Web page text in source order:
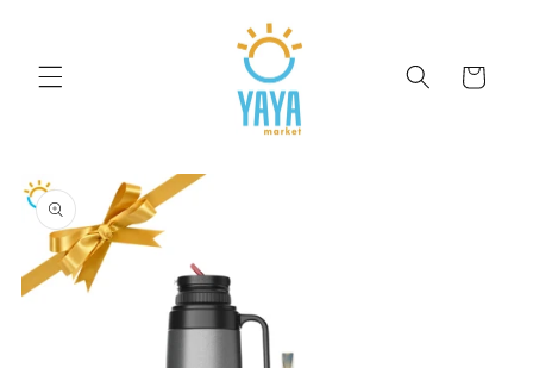
Carrito
directamente
a la
información
del producto